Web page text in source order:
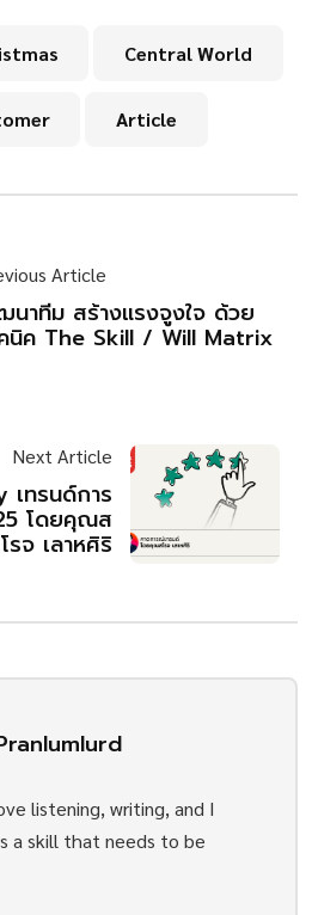
Central World
Article
Article
าทีม สร้างแรงจูงใจ ด้วย
นิค The Skill / Will Matrix
Next Article
เทรนด์การ
โดยคุณส
โรจ เลาหศิริ
listening, writing, and I
a skill that needs to be